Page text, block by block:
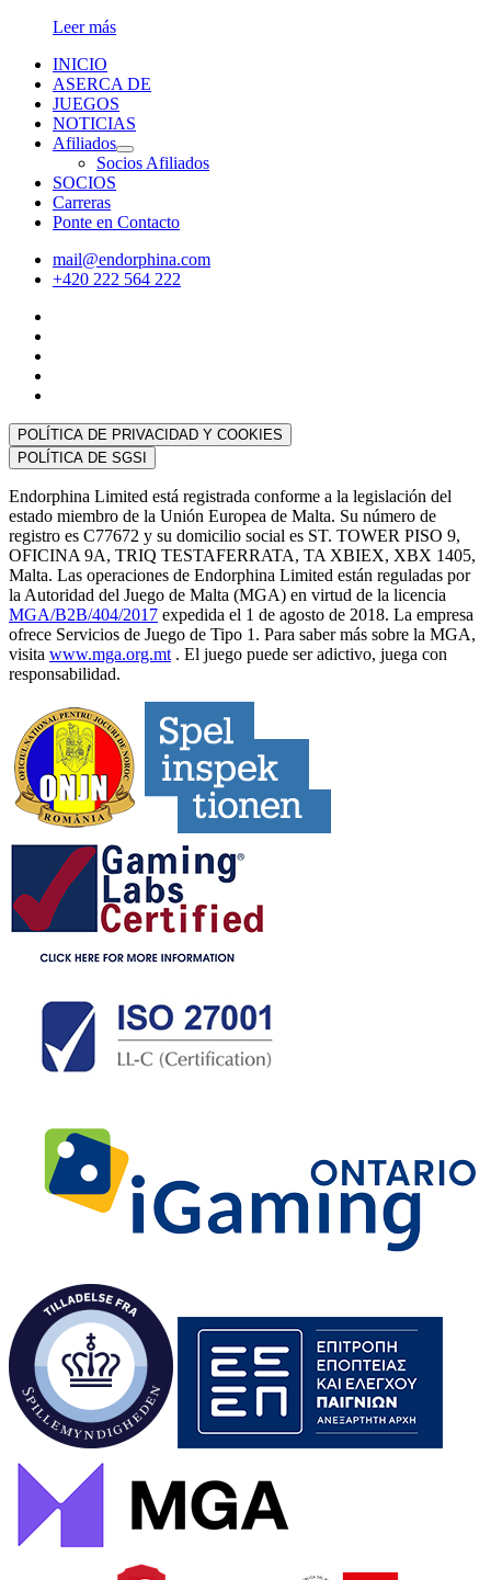
Leer más
INICIO
ASERCA DE
JUEGOS
NOTICIAS
Afiliados
Socios Afiliados
SOCIOS
Carreras
Ponte en Contacto
mail@endorphina.com
+420 222 564 222
POLÍTICA DE PRIVACIDAD Y COOKIES
POLÍTICA DE SGSI
Endorphina Limited está registrada conforme a la legislación del
estado miembro de la Unión Europea de Malta. Su número de
registro es C77672 y su domicilio social es ST. TOWER PISO 9,
OFICINA 9A, TRIQ TESTAFERRATA, TA XBIEX, XBX 1405,
Malta. Las operaciones de Endorphina Limited están reguladas por
la Autoridad del Juego de Malta (MGA) en virtud de la licencia
MGA/B2B/404/2017 expedida el 1 de agosto de 2018. La empresa
ofrece Servicios de Juego de Tipo 1. Para saber más sobre la MGA,
visita www.mga.org.mt . El juego puede ser adictivo, juega con
responsabilidad.